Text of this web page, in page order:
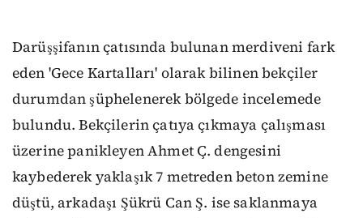
Darüşşifanın çatısında bulunan merdiveni fark
eden 'Gece Kartalları' olarak bilinen bekçiler
durumdan şüphelenerek bölgede incelemede
bulundu. Bekçilerin çatıya çıkmaya çalışması
üzerine panikleyen Ahmet Ç. dengesini
kaybederek yaklaşık 7 metreden beton zemine
düştü, arkadaşı Şükrü Can Ş. ise saklanmaya